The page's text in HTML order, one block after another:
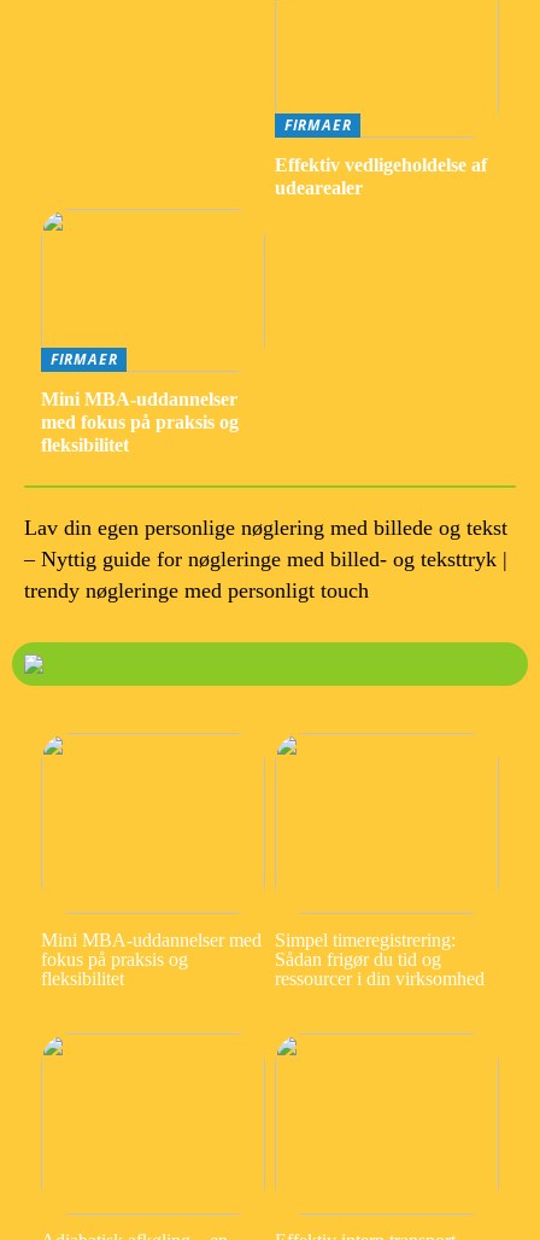
FIRMAER
Effektiv vedligeholdelse af
udearealer
FIRMAER
Mini MBA-uddannelser
med fokus på praksis og
fleksibilitet
Lav din egen personlige nøglering med billede og tekst
– Nyttig guide for nøgleringe med billed- og teksttryk |
trendy nøgleringe med personligt touch
Mini MBA-uddannelser med
fokus på praksis og
fleksibilitet
Simpel timeregistrering:
Sådan frigør du tid og
ressourcer i din virksomhed